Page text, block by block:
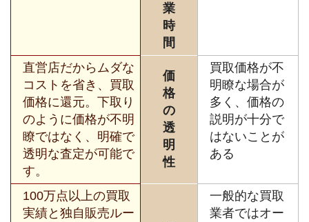
業
時
間
直営店だからムダな
コストを省き、買取
価格に還元。下取り
のように価格が不明
瞭ではなく、明確で
透明な査定が可能で
す。
価
格
の
透
明
性
買取価格が不
明瞭な場合が
多く、価格の
説明が十分で
はないことが
ある
100万点以上の買取
実績と独自販売ルー
一般的な買取
業者ではオー